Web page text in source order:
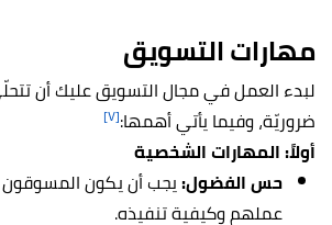
مهارات التسويق
لبدء العمل في مجال التسويق عليك أن
ضروريّة، وفيما يأتي أهمها:[٧]
أولاً: المهارات الشخصية
حس الفضول:يجب أن يكون
عملهم وكيفية تنفيذه.